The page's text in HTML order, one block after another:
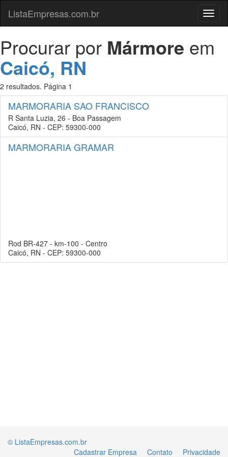
Menu
ListaEmpresas.com.br
Procurar por Mármore em
Caicó, RN
2 resultados. Página 1
MARMORARIA SAO FRANCISCO
R Santa Luzia, 26 - Boa Passagem
Caicó, RN - CEP: 59300-000
MARMORARIA GRAMAR
Rod BR-427 - km-100 - Centro
Caicó, RN - CEP: 59300-000
© ListaEmpresas.com.br
Cadastrar Empresa
Contato Privacidade